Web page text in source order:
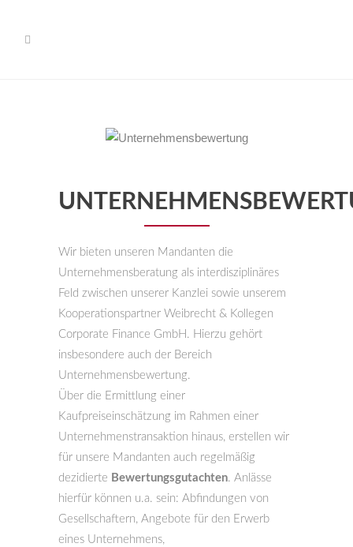
Wir bieten unseren Mandanten die
Unternehmensberatung als interdisziplinäres
Feld zwischen unserer Kanzlei sowie unserem
Kooperationspartner Weibrecht & Kollegen
Corporate Finance GmbH. Hierzu gehört
insbesondere auch der Bereich
Unternehmensbewertung.
Über die Ermittlung einer
Kaufpreiseinschätzung im Rahmen einer
Unternehmenstransaktion hinaus, erstellen wir
für unsere Mandanten auch regelmäßig
dezidierte Bewertungsgutachten. Anlässe
hierfür können u.a. sein: Abfindungen von
Gesellschaftern, Angebote für den Erwerb
eines Unternehmens,